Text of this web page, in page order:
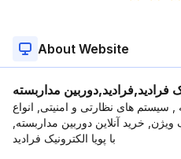
About Website
فرادید,فرادید,دوربین مداربسته
سیستم های نظارتی و امنیتی, انواع
خرید آنلاین دوربین مداربسته,
با پویا الکترونیک فرادید